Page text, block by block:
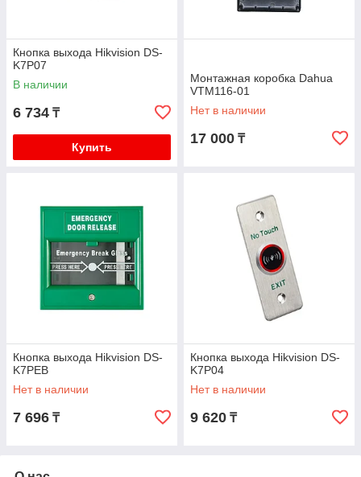
Кнопка выхода Hikvision DS-
K7P07
В наличии
6 734 ₸
Купить
Монтажная коробка Dahua
VTM116-01
Нет в наличии
17 000 ₸
Кнопка выхода Hikvision DS-
K7PEB
Нет в наличии
7 696 ₸
Кнопка выхода Hikvision DS-
K7P04
Нет в наличии
9 620 ₸